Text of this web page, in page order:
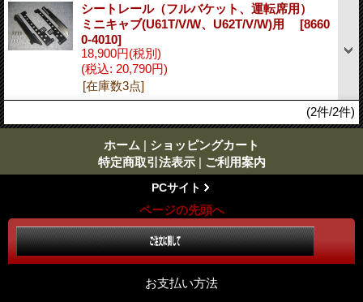
シートレール（フルバケット、運転席用）
ミニキャブ(U61T/V/W、U62T/V/W)用 [8660
0-4010]
18,900円(税別)
(税込: 20,790円)
[在庫数3点]
(2件/2件)
ホーム | ショッピングカート
特定商取引法表示 | ご利用案内
PCサイト
ページの先頭へ
お支払い方法